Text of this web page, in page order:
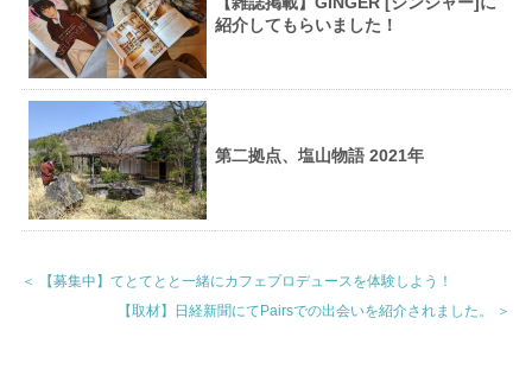
紹介してもらいました！
第二拠点、塩山物語 2021年
＜ 【募集中】てとてとと一緒にカフェプロデュースを体験しよう！
【取材】日経新聞にてPairsでの出会いを紹介されました。 ＞